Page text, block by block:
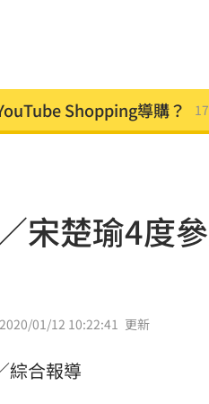
Shopping導購？
營收 兆元企業挑戰月營收兆
新規 陸委會示警兩類人士
韓朝「日本海」發射彈道飛彈
鍍膜店保養 遭重踩拉轉試車
宋楚瑜4度
2020/01/12 10:22:41 更新
綜合報導